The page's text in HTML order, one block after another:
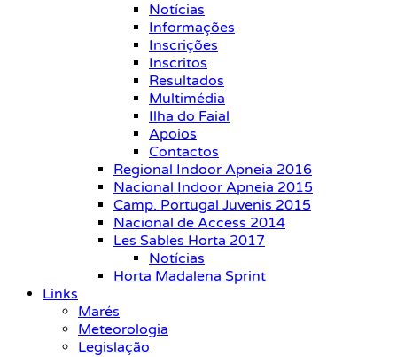
Notícias
Informações
Inscrições
Inscritos
Resultados
Multimédia
Ilha do Faial
Apoios
Contactos
Regional Indoor Apneia 2016
Nacional Indoor Apneia 2015
Camp. Portugal Juvenis 2015
Nacional de Access 2014
Les Sables Horta 2017
Notícias
Horta Madalena Sprint
Links
Marés
Meteorologia
Legislação